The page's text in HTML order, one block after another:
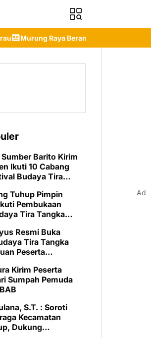
Kontingen Terbaik ke Jambore
Barito Kirim
Ikuti 10 Cabang
Budaya Tira
Tuhup Pimpin
Pembukaan
Tira Tangka
Resmi Buka
Tira Tangka
Peserta
Kirim Peserta
Sumpah Pemuda
S.T. : Soroti
Kecamatan
Dukung
Ad